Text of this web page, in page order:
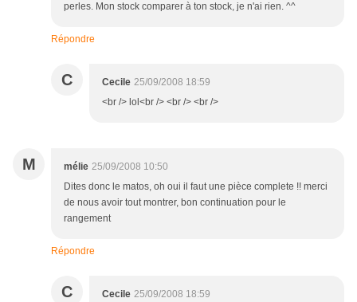
perles. Mon stock comparer à ton stock, je n'ai rien. ^^
Répondre
C Cecile 25/09/2008 18:59
<br /> lol<br /> <br /> <br />
M mélie 25/09/2008 10:50
Dites donc le matos, oh oui il faut une pièce complete !! merci
de nous avoir tout montrer, bon continuation pour le
rangement
Répondre
C Cecile 25/09/2008 18:59